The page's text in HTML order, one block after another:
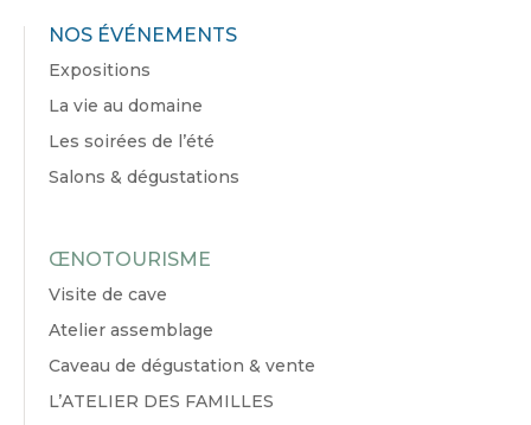
NOS ÉVÉNEMENTS
Expositions
La vie au domaine
Les soirées de l’été
Salons & dégustations
ŒNOTOURISME
Visite de cave
Atelier assemblage
Caveau de dégustation & vente
L’ATELIER DES FAMILLES